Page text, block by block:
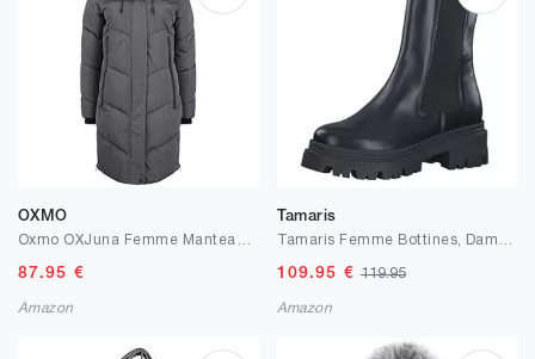
OXMO
87.95 €
Amazon
Tamaris
109.95 € 119.95
Amazon